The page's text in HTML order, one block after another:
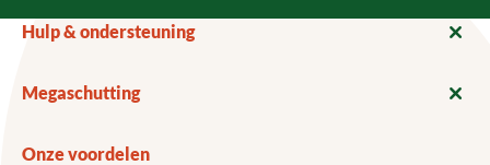
Hulp & ondersteuning
Megaschutting
Onze voordelen